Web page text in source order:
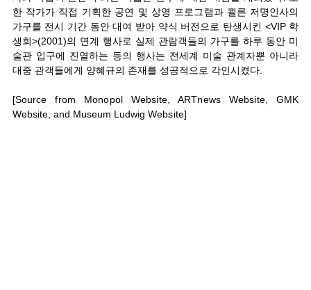
한 작가가 직접 기획한 공연 및 상영 프로그램과 쾰른 저명인사의
가구를 전시 기간 동안 대여 받아 약식 버전으로 탄생시킨 <VIP 학
생회>(2001)의 연계 행사로 실제 관람객들의 가구를 하루 동안 미
술관 입구에 진열하는 등의 행사는 전세계 미술 관계자뿐 아니라
대중 관객들에게 양혜규의 존재를 성공적으로 각인시켰다.
[Source from Monopol Website, ARTnews Website, GMK
Website, and Museum Ludwig Website]